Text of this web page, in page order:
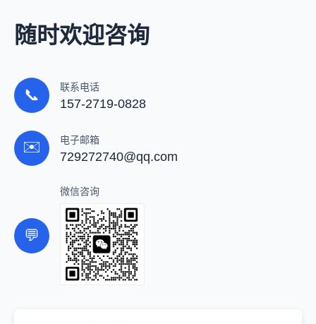
随时欢迎咨询
📞 联系电话
157-2719-0828
✉️ 电子邮箱
729272740@qq.com
💬
微信咨询